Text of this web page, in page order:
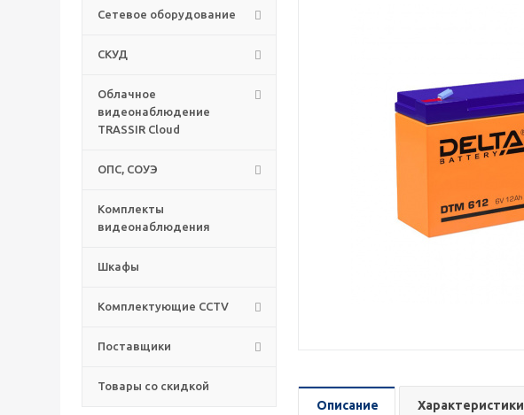
Сетевое оборудование
СКУД
Облачное
видеонаблюдение
TRASSIR Cloud
ОПС, СОУЭ
Комплекты
видеонаблюдения
Шкафы
Комплектующие CCTV
Поставщики
Товары со скидкой
Описание Характеристики